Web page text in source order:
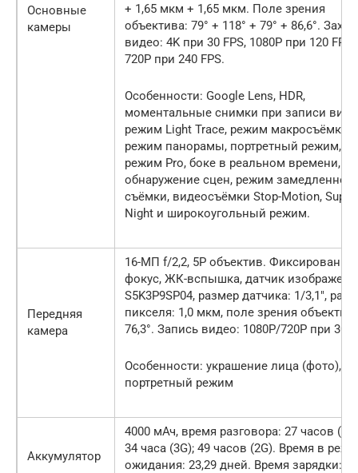
Основные
камеры
+ 1,65 мкм + 1,65 мкм. Поле зрения
объектива: 79° + 118° + 79° + 86,6°.
видео: 4K при 30 FPS, 1080P при 120 FPS,
720P при 240 FPS.
Особенности: Google Lens, HDR,
моментальные снимки при записи
режим Light Trace, режим макросъёмки,
режим панорамы, портретный режим,
режим Pro, боке в реальном времени,
обнаружение сцен, режим замедленной
съёмки, видеосъёмки Stop-Motion, Super
Night и широкоугольный режим.
Передняя
камера
16-МП f/2,2, 5P объектив.
фокус, ЖК-вспышка, датчик
S5K3P9SP04, размер датчика: 1/3,1″,
пикселя: 1,0 мкм, поле зрения
76,3°. Запись видео: 1080P/720P при 30
Особенности: украшение лица (фото),
портретный режим
Аккумулятор
4000 мАч, время разговора: 27 часов
34 часа (3G); 49 часов (2G). Время в
ожидания: 23,29 дней. Время зарядки: 2